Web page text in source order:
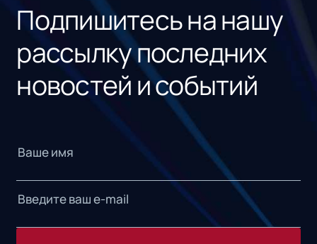
Подпишитесь на нашу
рассылку последних
новостей и событий